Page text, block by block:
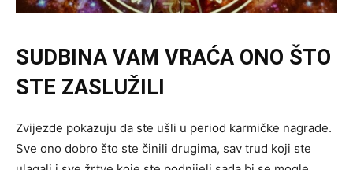
SUDBINA VAM VRAĆA ONO ŠTO
STE ZASLUŽILI
Zvijezde pokazuju da ste ušli u period karmičke nagrade.
Sve ono dobro što ste činili drugima, sav trud koji ste